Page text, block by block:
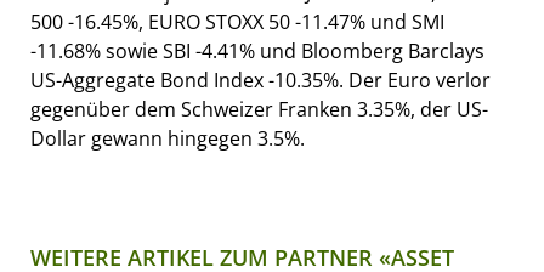
500 -16.45%, EURO STOXX 50 -11.47% und SMI
-11.68% sowie SBI -4.41% und Bloomberg Barclays
US-Aggregate Bond Index -10.35%. Der Euro verlor
gegenüber dem Schweizer Franken 3.35%, der US-
Dollar gewann hingegen 3.5%.
WEITERE ARTIKEL ZUM PARTNER «ASSET